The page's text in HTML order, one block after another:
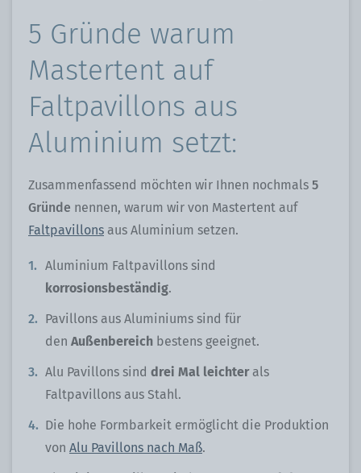
5 Gründe warum
Mastertent auf
Faltpavillons aus
Aluminium setzt:
Zusammenfassend möchten wir Ihnen nochmals 5
Gründe nennen, warum wir von Mastertent auf
Faltpavillons aus Aluminium setzen.
Aluminium Faltpavillons sind
korrosionsbeständig.
Pavillons aus Aluminiums sind für
den Außenbereich bestens geeignet.
Alu Pavillons sind drei Mal leichterals
Faltpavillons aus Stahl.
Die hohe Formbarkeit ermöglicht die Produktion
von Alu Pavillons nach Maß.